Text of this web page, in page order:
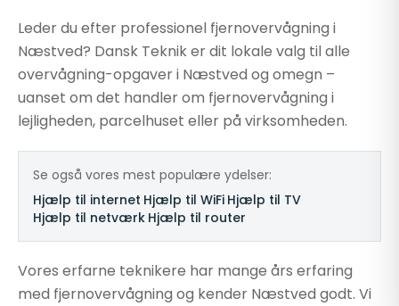
Leder du efter professionel fjernovervågning i
Næstved? Dansk Teknik er dit lokale valg til alle
overvågning-opgaver i Næstved og omegn –
uanset om det handler om fjernovervågning i
lejligheden, parcelhuset eller på virksomheden.
Se også vores mest populære ydelser:
Hjælp til internet Hjælp til WiFi Hjælp til TV
Hjælp til netværk Hjælp til router
Vores erfarne teknikere har mange års erfaring
med fjernovervågning og kender Næstved godt. Vi